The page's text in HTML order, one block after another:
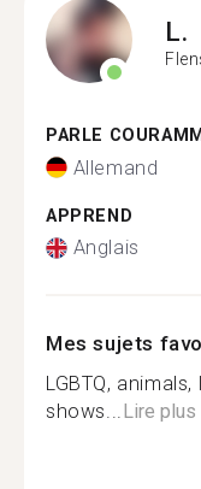
L.
PARLE
Allemand
APPREND
Anglais
Mes sujets
LGBTQ,
shows...Lire plus